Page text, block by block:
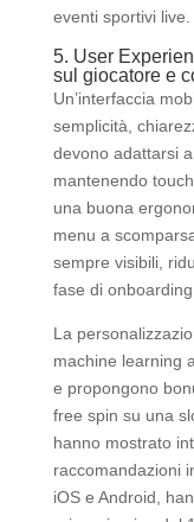
eventi sportivi live.
5. User
sul giocatore e
Un’interfaccia
semplicità,
devono adattarsi
mantenendo
una buona
menu a
sempre visibili,
fase di onboarding.
La
machine learning
e propongono
free spin su una
hanno mostrato
raccomandazioni
iOS e Android,